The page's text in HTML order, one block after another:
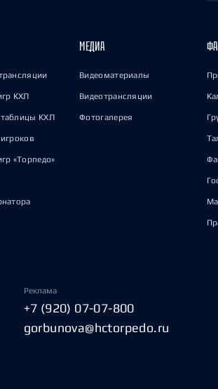
КХЛ
КХЛ
«Торпедо»
МЕДИА
Видеоматериалы
Видеотрансляции
Фотогалерея
Реклама
+7 (920) 07-07-800
gorbunova@hctorpedo.ru